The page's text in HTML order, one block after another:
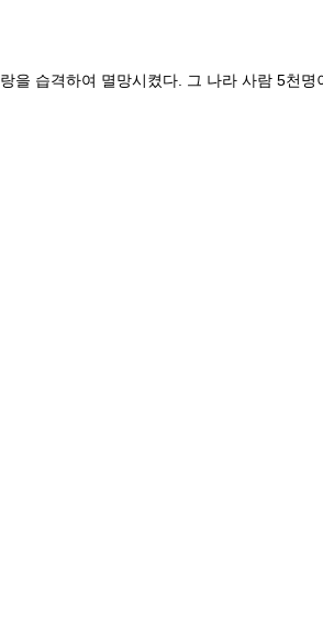
을 습격하여 멸망시켰다. 그 나라 사람 5천